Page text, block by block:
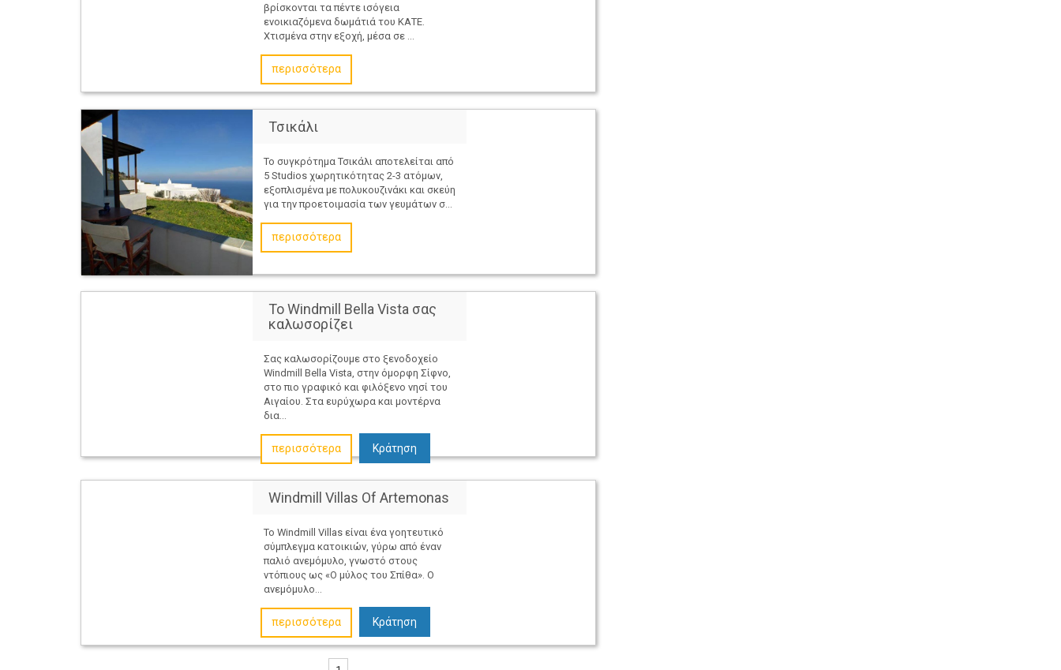
βρίσκονται τα πέντε ισόγεια
ενοικιαζόμενα δωμάτιά του ΚΑΤΕ.
Χτισμένα στην εξοχή, μέσα σε ...
περισσότερα
Τσικάλι
Το συγκρότημα Τσικάλι αποτελείται από
5 Studios χωρητικότητας 2-3 ατόμων,
εξοπλισμένα με πολυκουζινάκι και σκεύη
για την προετοιμασία των γευμάτων σ...
περισσότερα
Το Windmill Bella Vista σας
καλωσορίζει
Σας καλωσορίζουμε στο ξενοδοχείο
Windmill Bella Vista, στην όμορφη Σίφνο,
στο πιο γραφικό και φιλόξενο νησί του
Αιγαίου. Στα ευρύχωρα και μοντέρνα
δια...
περισσότερα Κράτηση
Windmill Villas Of Artemonas
Το Windmill Villas είναι ένα γοητευτικό
σύμπλεγμα κατοικιών, γύρω από έναν
παλιό ανεμόμυλο, γνωστό στους
ντόπιους ως «Ο μύλος του Σπίθα». Ο
ανεμόμυλο...
περισσότερα Κράτηση